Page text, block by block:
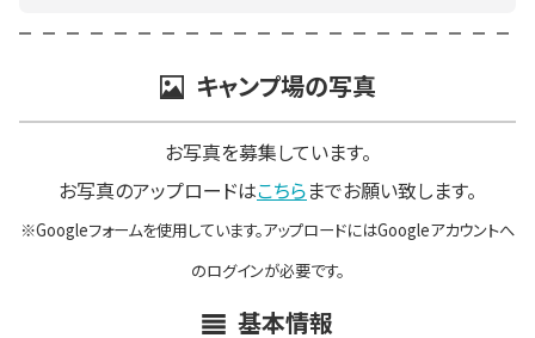
キャンプ場の写真
お写真を募集しています。
お写真のアップロードはこちらまでお願い致します。
※Googleフォームを使用しています。アップロードにはGoogleアカウントへ
のログインが必要です。
基本情報